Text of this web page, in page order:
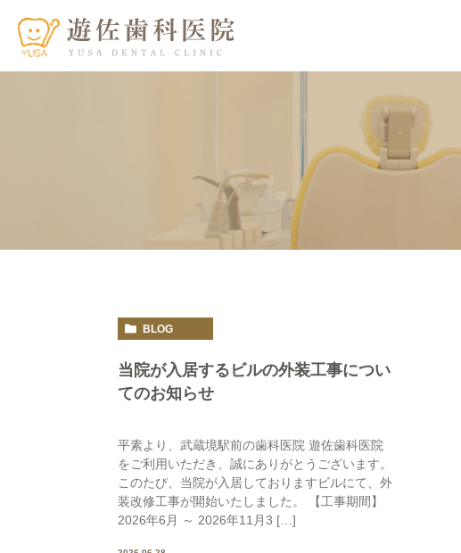
BLOG
当院が入居するビルの外装工事につい
てのお知らせ
平素より、武蔵境駅前の歯科医院 遊佐歯科医院
をご利用いただき、誠にありがとうございます。
このたび、当院が入居しておりますビルにて、外
装改修工事が開始いたしました。 【工事期間】
2026年6月 ～ 2026年11月3 […]